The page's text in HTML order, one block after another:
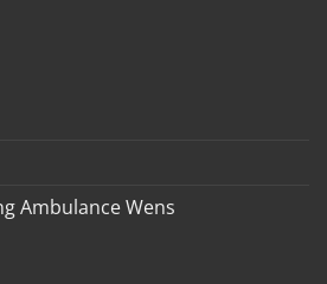
Ambulance Wens